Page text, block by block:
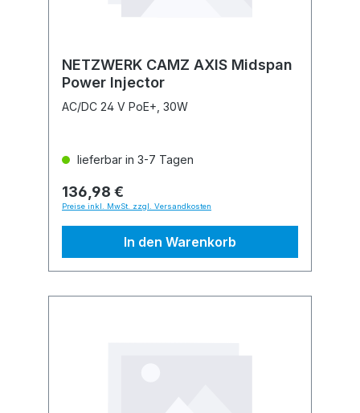
NETZWERK CAMZ AXIS Midspan
Power Injector
AC/DC 24 V PoE+, 30W
lieferbar in 3-7 Tagen
136,98 €
Preise inkl. MwSt. zzgl. Versandkosten
In den Warenkorb